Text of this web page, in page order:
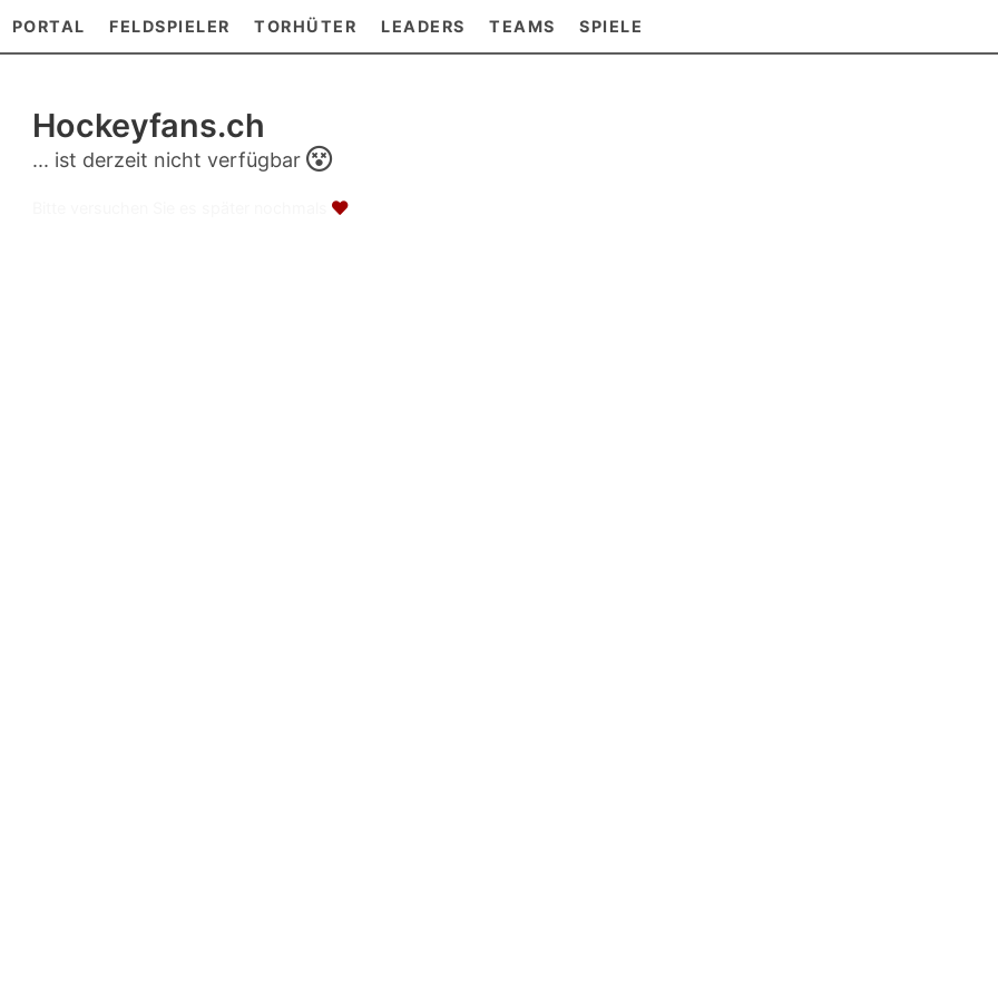
PORTAL FELDSPIELER TORHÜTER LEADERS TEAMS SPIELE
Hockeyfans.ch
... ist derzeit nicht verfügbar